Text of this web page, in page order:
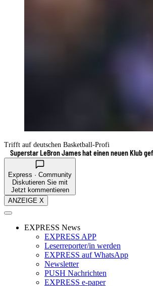
Trifft auf deutschen Basketball-Profi
Superstar LeBron James hat einen neuen Klub
Express · Community
Diskutieren Sie mit
Jetzt kommentieren
ANZEIGE X
EXPRESS News
EXPRESS APP
Leserreporter/in werden
EXPRESS auf WhatsApp
Newsletter
PUSH Nachrichten
EXPRESS e-paper